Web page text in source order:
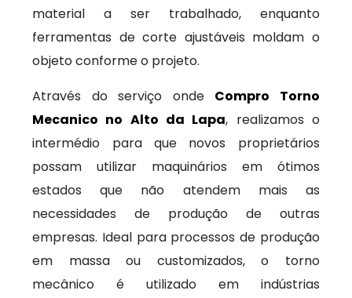
material a ser trabalhado, enquanto
ferramentas de corte ajustáveis moldam o
objeto conforme o projeto.
Através do serviço onde Compro Torno
Mecanico no Alto da Lapa, realizamos o
intermédio para que novos proprietários
possam utilizar maquinários em ótimos
estados que não atendem mais as
necessidades de produção de outras
empresas. Ideal para processos de produção
em massa ou customizados, o torno
mecânico é utilizado em indústrias